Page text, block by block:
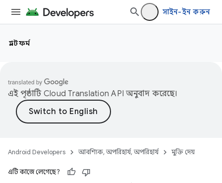
সাইন-ইন করুন
প্ল্যাটফর্ম
এই পৃষ্ঠাটি Cloud Translation API অনুবাদ করেছে।
Android Developers আবশ্যিক, অপরিহার্য, অপরিহার্য মুক্তি দেয়
এটি কাজে লেগেছে?